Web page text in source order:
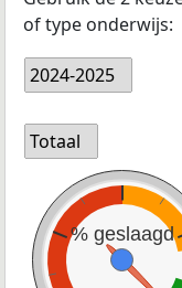
of type onderwijs:
2024-2025
Totaal
% geslaagd